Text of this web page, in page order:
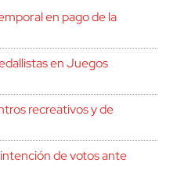
en pago de la
en Juegos
recreativos y de
de votos ante